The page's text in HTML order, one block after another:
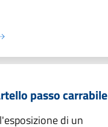
passo carrabile
di un